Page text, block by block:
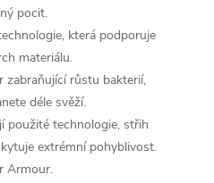
pocit.
která podporuje
materiálu.
růstu bakterií,
déle svěží.
použité technologie, střih
extrémní pohyblivost.
Armour.